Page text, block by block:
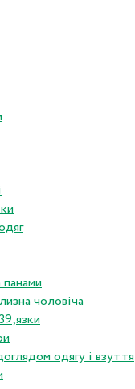
чоловіча
одягу і взуття